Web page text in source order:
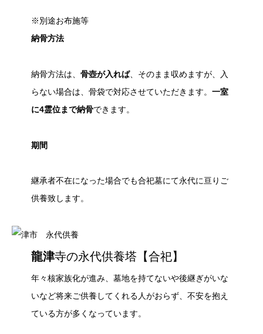
※別途お布施等
納骨方法
納骨方法は、 骨壺が入れば、そのまま収めますが、入
らない場合は、骨袋で対応させていただきます。 一室
に4霊位まで納骨できます。
期間
継承者不在になった場合でも合祀墓にて永代に亘りご
供養致します。
龍津寺の永代供養塔【合祀】
年々核家族化が進み、墓地を持てないや後継ぎがいな
いなど将来ご供養してくれる人がおらず、不安を抱え
ている方が多くなっています。